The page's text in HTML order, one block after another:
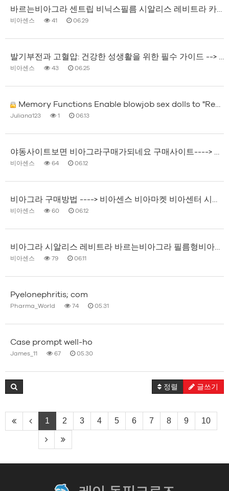
비아센스 41 06.29
비아센스 43 06.25
Memory Functions Enable blowjob sex dolls to "Remember You"
Juliana123 1 06.13
비아센스 64 06.12
비아센스 60 06.12
비아센스 79 06.11
Pyelonephritis; com
Pharma_World 74 05.31
Case prompt well-ho
James_11 67 05.30
정렬 글쓰기
1 2 3 4 5 6 7 8 9 10